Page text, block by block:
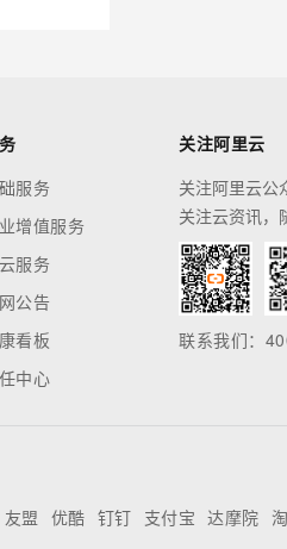
服务
增值服务
服务
公告
看板
中心
关注阿里云
关注阿里云公
关注云资讯，
联系我们：
友盟 优酷 钉钉 支付宝 达摩院